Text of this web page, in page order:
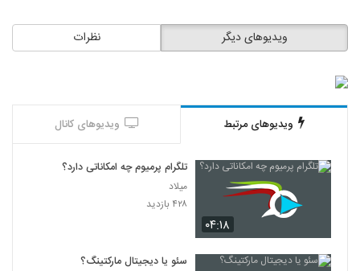
نظرات ویدیوهای دیگر
ویدیوهای مرتبط ویدیوهای کانال
۰۴:۱۸
تلگرام پرمیوم چه امکاناتی دارد؟
میلاد
۴۲۸ بازدید
سئو یا دیجیتال مارکتینگ؟